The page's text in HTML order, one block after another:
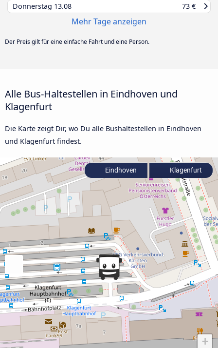
Donnerstag 13.08 73 €
Mehr Tage anzeigen
Der Preis gilt für eine einfache Fahrt und eine Person.
Alle Bus-Haltestellen in Eindhoven und
Klagenfurt
Die Karte zeigt Dir, wo Du alle Bushaltestellen in Eindhoven
und Klagenfurt findest.
+
Eindhoven Klagenfurt